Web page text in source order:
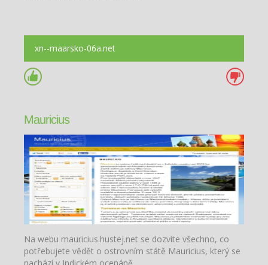
xn--maarsko-06a.net
Mauricius
Na webu mauricius.hustej.net se dozvíte všechno, co
potřebujete vědět o ostrovním státě Mauricius, který se